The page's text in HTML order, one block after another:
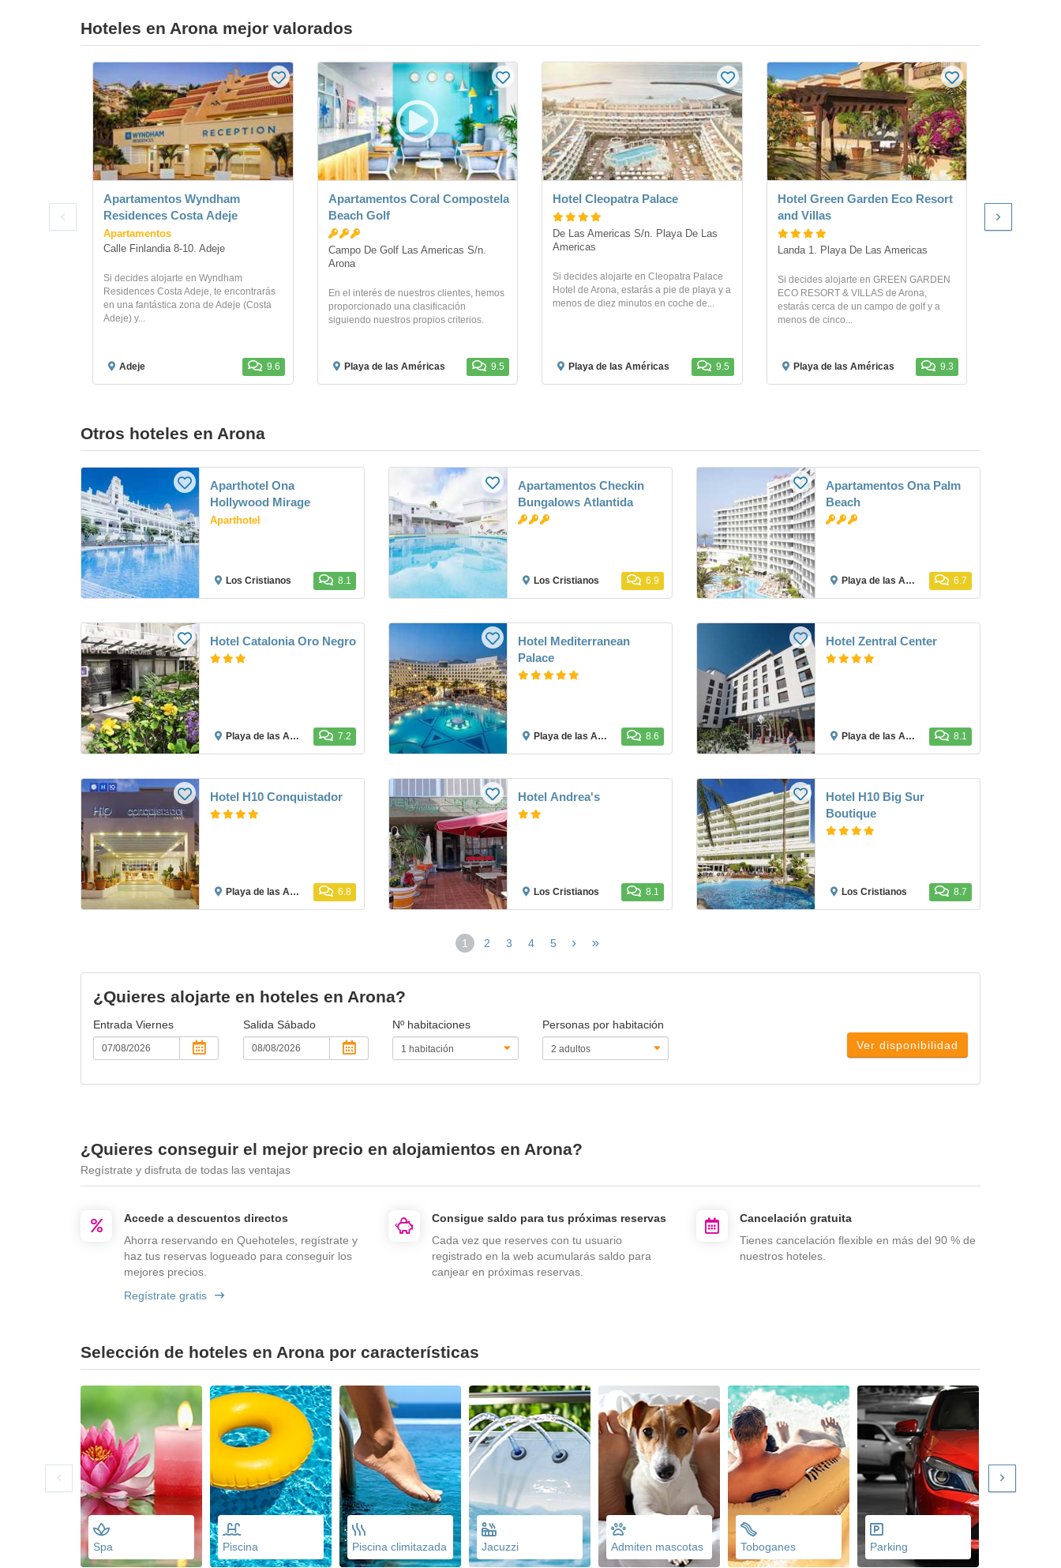
Hoteles en Arona mejor valorados
Apartamentos Wyndham
Residences Costa Adeje
Apartamentos
Calle Finlandia 8-10. Adeje
Si decides alojarte en Wyndham
Residences Costa Adeje, te encontrarás
en una fantástica zona de Adeje (Costa
Adeje) y...
Adeje 9.6
Apartamentos Coral Compostela
Beach Golf
Campo De Golf Las Americas S/n.
Arona
En el interés de nuestros clientes, hemos
proporcionado una clasificación
siguiendo nuestros propios criterios.
Playa de las Américas 9.5
Hotel Cleopatra Palace
De Las Americas S/n. Playa De Las
Americas
Si decides alojarte en Cleopatra Palace
Hotel de Arona, estarás a pie de playa y a
menos de diez minutos en coche de...
Playa de las Américas 9.5
Hotel Green Garden Eco Resort
and Villas
Landa 1. Playa De Las Americas
Si decides alojarte en GREEN GARDEN
ECO RESORT & VILLAS de Arona,
estarás cerca de un campo de golf y a
menos de cinco...
Playa de las Américas 9.3
Rafael Puig
Otros hoteles en Arona
Aparthotel Ona
Hollywood Mirage
Aparthotel
Los Cristianos 8.1
Apartamentos Checkin
Bungalows Atlantida
Los Cristianos 6.9
Apartamentos Ona Palm
Beach
Playa de las Américas 6.7
Hotel Catalonia Oro Negro
Playa de las Américas 7.2
Hotel Mediterranean
Palace
Playa de las Américas 8.6
Hotel Zentral Center
Playa de las Américas 8.1
Hotel H10 Conquistador
Playa de las Américas 6.8
Hotel Andrea's
Los Cristianos 8.1
Hotel H10 Big Sur
Boutique
Los Cristianos 8.7
1
(página
2 3 4 5
¿Quieres alojarte en hoteles en Arona?
Entrada Viernes Salida Sábado Nº habitaciones
Personas por habitación
Ver disponibilidad
¿Quieres conseguir el mejor precio en alojamientos en Arona?
Regístrate y disfruta de todas las ventajas
Accede a descuentos directos
Ahorra reservando en Quehoteles, regístrate y
haz tus reservas logueado para conseguir los
mejores precios.
Regístrate gratis
Consigue saldo para tus próximas reservas
Cada vez que reserves con tu usuario
registrado en la web acumularás saldo para
canjear en próximas reservas.
Cancelación gratuita
Tienes cancelación flexible en más del 90 % de
nuestros hoteles.
Selección de hoteles en Arona por características
Spa Piscina Piscina climitazada Jacuzzi Admiten mascotas Toboganes Parking